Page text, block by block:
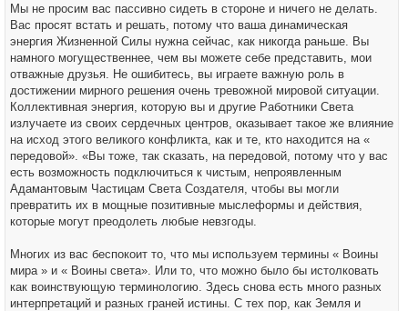
Мы не просим вас пассивно сидеть в стороне и ничего не делать.
Вас просят встать и решать, потому что ваша динамическая
энергия Жизненной Силы нужна сейчас, как никогда раньше. Вы
намного могущественнее, чем вы можете себе представить, мои
отважные друзья. Не ошибитесь, вы играете важную роль в
достижении мирного решения очень тревожной мировой ситуации.
Коллективная энергия, которую вы и другие Работники Света
излучаете из своих сердечных центров, оказывает такое же влияние
на исход этого великого конфликта, как и те, кто находится на «
передовой». «Вы тоже, так сказать, на передовой, потому что у вас
есть возможность подключиться к чистым, непроявленным
Адамантовым Частицам Света Создателя, чтобы вы могли
превратить их в мощные позитивные мыслеформы и действия,
которые могут преодолеть любые невзгоды.
Многих из вас беспокоит то, что мы используем термины « Воины
мира » и « Воины света». Или то, что можно было бы истолковать
как воинствующую терминологию. Здесь снова есть много разных
интерпретаций и разных граней истины. С тех пор, как Земля и